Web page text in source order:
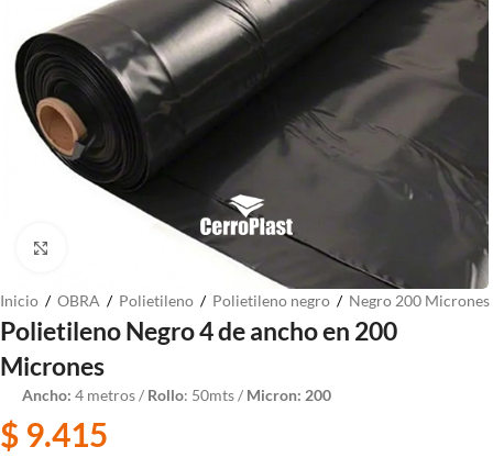
Inicio / OBRA / Polietileno / Polietileno negro / Negro 200 Micrones
Polietileno Negro 4 de ancho en 200
Micrones
Ancho: 4 metros / Rollo: 50mts / Micron: 200
$ 9.415